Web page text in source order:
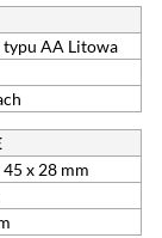
typu AA Litowa
45 x 28 mm